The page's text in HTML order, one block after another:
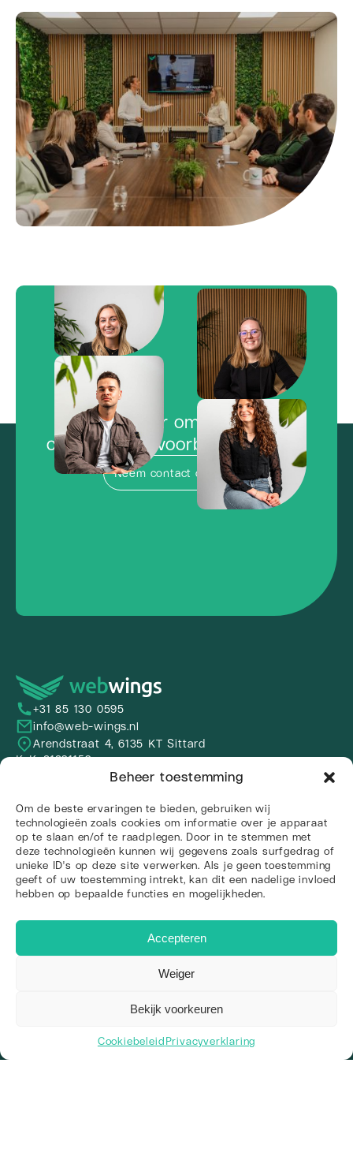
Beheer toestemming
Om de beste ervaringen te bieden, gebruiken wij
technologieën zoals cookies om informatie over je apparaat
op te slaan en/of te raadplegen. Door in te stemmen met
deze technologieën kunnen wij gegevens zoals surfgedrag of
unieke ID's op deze site verwerken. Als je geen toestemming
geeft of uw toestemming intrekt, kan dit een nadelige invloed
hebben op bepaalde functies en mogelijkheden.
Accepteren
Weiger
Bekijk voorkeuren
Cookiebeleid Privacyverklaring
Klaar om de
concurrentie voorbij te vliegen?
Neem contact op
+31 85 130 0595
info@web-wings.nl
Arendstraat 4, 6135 KT Sittard
KvK: 81831153
BTW-nr: NL862236599B01
Over ons
Wie zijn we
Ons team
Vacatures 2
Kennisbank
Werkgebieden
Onze werkwijze
Diensten
Webdesign
Zoekmachine optimalisatie
Social media